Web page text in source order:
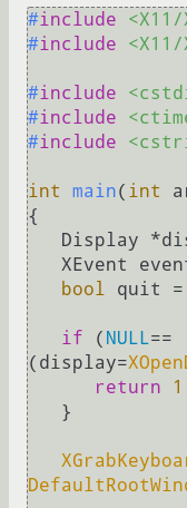
#include
#include
#include
#include
#include
int main( int
{
bool quit =
if ( NULL==
(display=
return
1